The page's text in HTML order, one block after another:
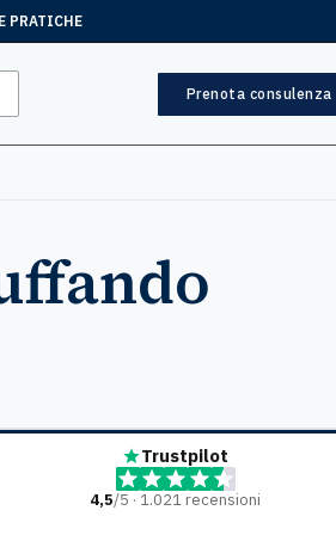
PRATICHE
Prenota consulenza
Trustpilot
4,5/5 · 1.021 recensioni